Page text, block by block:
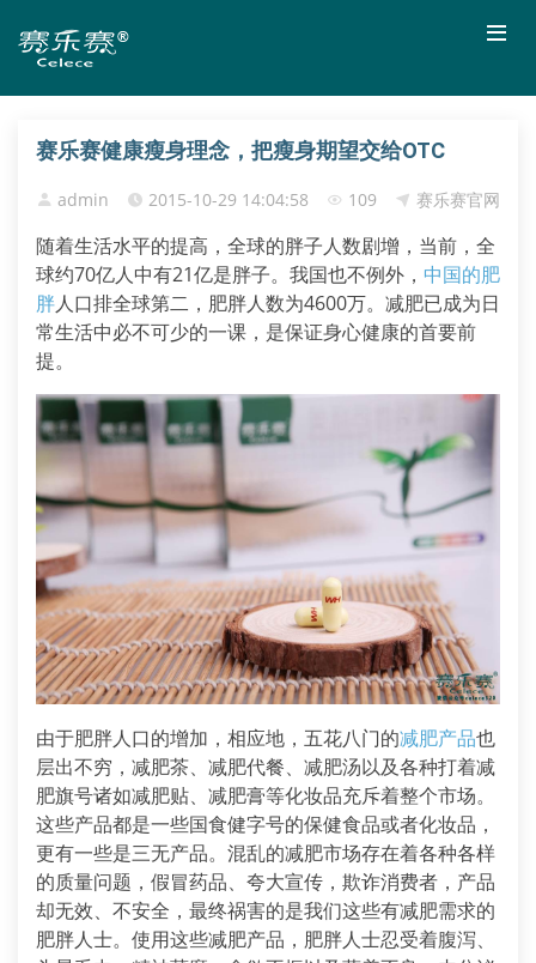
赛乐赛健康瘦身理念，把瘦身期望交给OTC
admin 2015-10-29 14:04:58 109 赛乐赛官网
随着生活水平的提高，全球的胖子人数剧增，当前，全
球约70亿人中有21亿是胖子。我国也不例外， 中国的肥
胖人口排全球第二，肥胖人数为4600万。减肥已成为日
常生活中必不可少的一课，是保证身心健康的首要前
提。
由于肥胖人口的增加，相应地，五花八门的减肥产品也
层出不穷，减肥茶、减肥代餐、减肥汤以及各种打着减
肥旗号诸如减肥贴、减肥膏等化妆品充斥着整个市场。
这些产品都是一些国食健字号的保健食品或者化妆品，
更有一些是三无产品。混乱的减肥市场存在着各种各样
的质量问题，假冒药品、夸大宣传，欺诈消费者，产品
却无效、不安全，最终祸害的是我们这些有减肥需求的
肥胖人士。使用这些减肥产品，肥胖人士忍受着腹泻、